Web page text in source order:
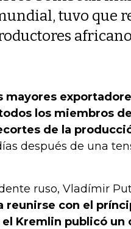
tuvo que
mayores
los miembros
de la
después de una
ruso, Vladímir
reunirse con el
Kremlin publicó un